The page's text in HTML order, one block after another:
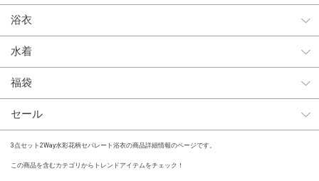
浴衣
水着
福袋
セール
3点セット2Way水彩花柄セパレート浴衣の商品詳細情報のページです。
この商品を含むカテゴリからトレンドアイテムをチェック！